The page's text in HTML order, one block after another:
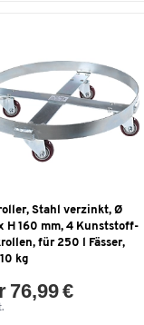
Stahl verzinkt, Ø
H 160 mm, 4 Kunststoff-
für 250 l Fässer,
kg
76,99 €